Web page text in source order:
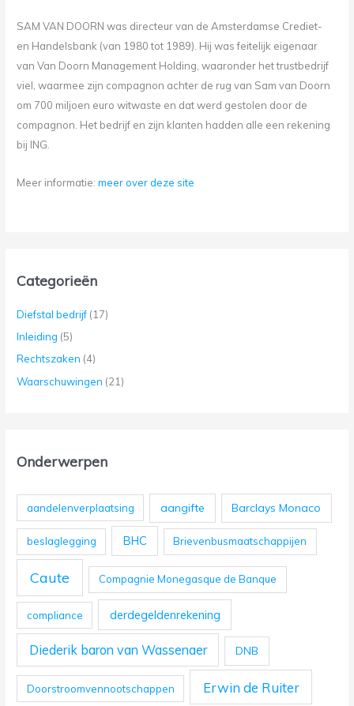
SAM VAN DOORN was directeur van de Amsterdamse Crediet-
en Handelsbank (van 1980 tot 1989). Hij was feitelijk eigenaar
van Van Doorn Management Holding, waaronder het trustbedrijf
viel, waarmee zijn compagnon achter de rug van Sam van Doorn
om 700 miljoen euro witwaste en dat werd gestolen door de
compagnon. Het bedrijf en zijn klanten hadden alle een rekening
bij ING.
Meer informatie:meer over deze site
Categorieën
Diefstal bedrijf (17)
Inleiding (5)
Rechtszaken (4)
Waarschuwingen (21)
Onderwerpen
aandelenverplaatsing aangifte Barclays Monaco
beslaglegging BHC Brievenbusmaatschappijen
Caute Compagnie Monegasque de Banque
compliance derdegeldenrekening
Diederik baron van Wassenaer DNB
Doorstroomvennootschappen Erwin de Ruiter